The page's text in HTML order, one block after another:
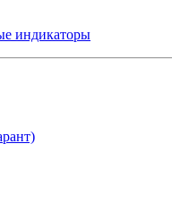
индикаторы